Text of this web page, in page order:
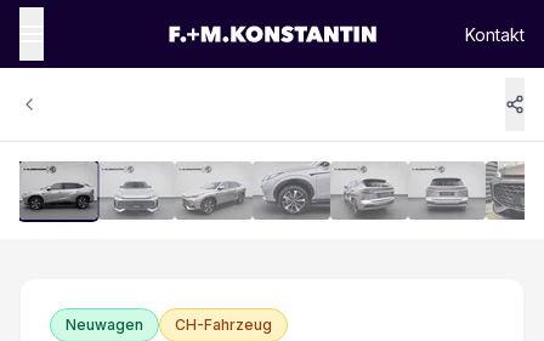
Kontakt
Neuwagen CH-Fahrzeug